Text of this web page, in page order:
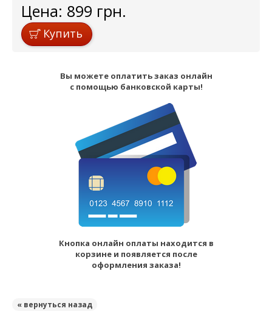
Цена: 899 грн.
Купить
Вы можете оплатить заказ онлайн
с помощью банковской карты!
Кнопка онлайн оплаты находится в
корзине и появляется после
оформления заказа!
« вернуться назад